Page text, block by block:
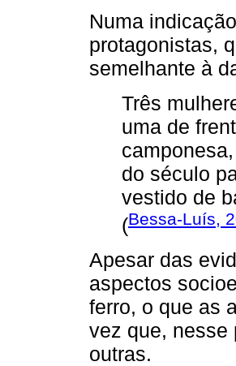
Numa
protagonistas,
semelhante à
Três
uma de
do século
vestido de
(Bessa-Luís,
Apesar das
aspectos
ferro, o que as
vez que, nesse
outras.